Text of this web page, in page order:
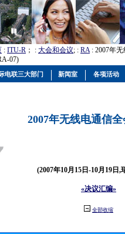
: ITU-R ； : 大会和会议; : RA: 2007年
07)
2007年无线电通信
(2007年10月15日-10月19日,
«决议汇编»
全部收缩
电联三大部门 新闻室 各项活动